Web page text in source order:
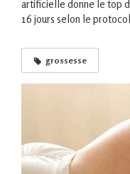
artificielle donne le top
16 jours selon le
grossesse